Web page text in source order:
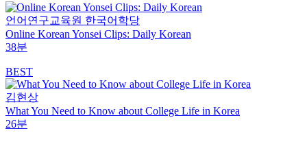
언어연구교육원 한국어학당
Online Korean Yonsei Clips: Daily Korean
38분
BEST
김현상
What You Need to Know about College Life in Korea
26분